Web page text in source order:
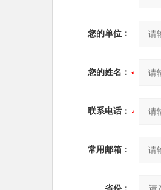
您的单位：
您的姓名：
联系电话：
常用邮箱：